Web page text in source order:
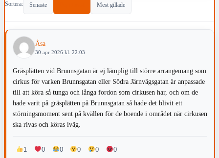
Sortera: Senaste Mest gillade
Åsa
30 apr 2026 kl. 22:03
Gräsplätten vid Brunnsgatan är ej lämplig till större arrangemang som
cirkus för varken Brunnsgatan eller Södra Järnvägsgatan är anpassade
till att köra så tunga och långa fordon som cirkusen har, och om de
hade varit på gräsplätten på Brunnsgatan så hade det blivit ett
störningsmoment sent på kvällen för de boende i området när cirkusen
ska rivas och köras iväg.
1 0 0 0 0 0